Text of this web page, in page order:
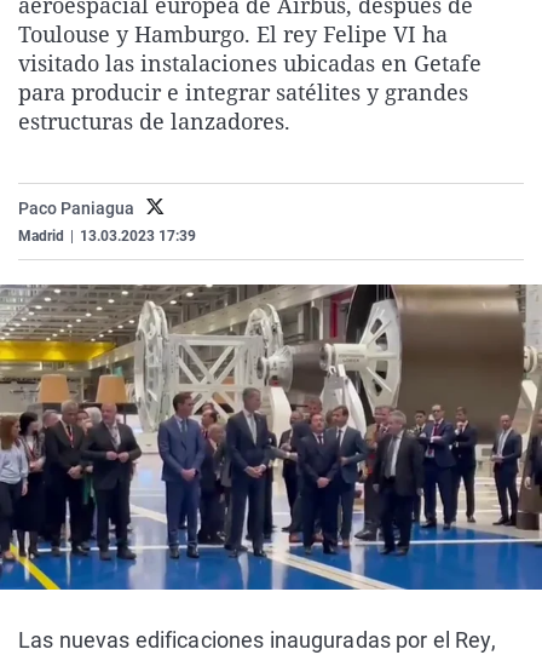
La rosa de los vientos
Gente viajera
Como el perro y el
Caso
Retornados
Equipo de
Extremadura
Galicia
La Rioja
País Vasco
Virales
Televisión
Elecciones
Toulouse y Hamburgo. El rey Felipe VI ha
visitado las instalaciones ubicadas en Getafe
para producir e integrar satélites y grandes
estructuras de lanzadores.
Paco Paniagua
Madrid 13.03.2023 17:39
Las nuevas edificaciones inauguradas por el Rey,